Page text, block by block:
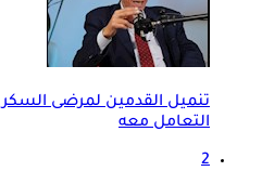
تنميل القدمين لمرضى
التعامل معه
2